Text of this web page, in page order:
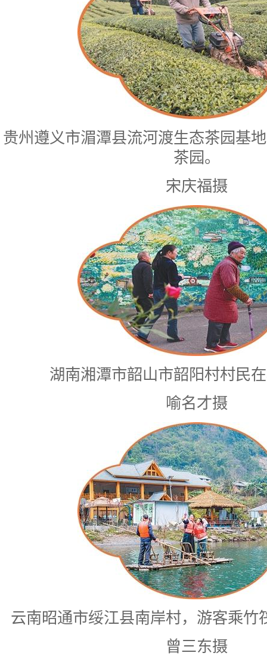
贵州遵义市湄潭县流河渡生态茶园基
茶园。
宋庆福摄
湖南湘潭市韶山市韶阳村村民
喻名才摄
云南昭通市绥江县南岸村，游客乘竹
曾三东摄